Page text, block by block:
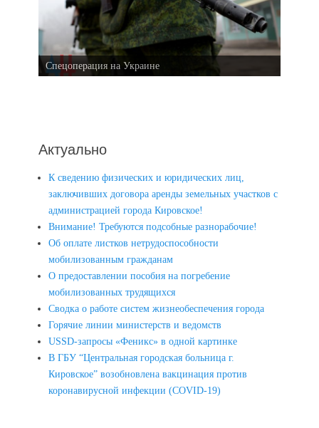
Спецоперация на Украине
Актуально
К сведению физических и юридических лиц,
заключивших договора аренды земельных участков с
администрацией города Кировское!
Внимание! Требуются подсобные разнорабочие!
Об оплате листков нетрудоспособности
мобилизованным гражданам
О предоставлении пособия на погребение
мобилизованных трудящихся
Сводка о работе систем жизнеобеспечения города
Горячие линии министерств и ведомств
USSD-запросы «Феникс» в одной картинке
В ГБУ “Центральная городская больница г.
Кировское” возобновлена вакцинация против
коронавирусной инфекции (COVID-19)